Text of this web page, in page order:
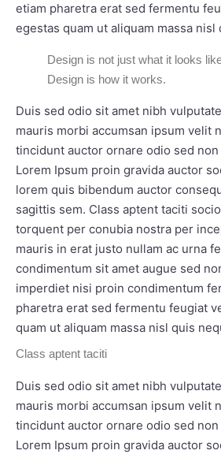
etiam pharetra erat sed fermentu
egestas quam ut aliquam massa nisl
Design is not just what it looks
Design is how it works.
Duis sed odio sit amet nibh
mauris morbi accumsan ipsum velit
tincidunt auctor ornare odio sed
Lorem Ipsum proin gravida auctor
lorem quis bibendum auctor
sagittis sem. Class aptent taciti
torquent per conubia nostra per
mauris in erat justo nullam ac urna
condimentum sit amet augue sed
imperdiet nisi proin condimentum
pharetra erat sed fermentu feugiat
quam ut aliquam massa nisl quis
Class aptent taciti
Duis sed odio sit amet nibh
mauris morbi accumsan ipsum velit
tincidunt auctor ornare odio sed
Lorem Ipsum proin gravida auctor